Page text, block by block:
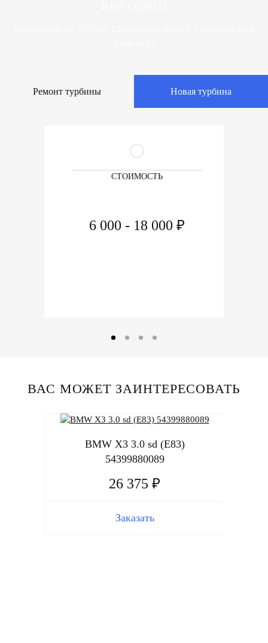
Ремонт турбины Новая турбина
СТОИМОСТЬ
6 000 - 18 000 ₽
ВАС МОЖЕТ ЗАИНТЕРЕСОВАТЬ
BMW X3 3.0 sd (E83)
54399880089
26 375 ₽
Заказать